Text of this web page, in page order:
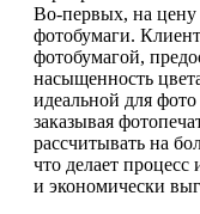
Во-первых, на цену
фотобумаги.
фотобумагой,
насыщенность
идеальной для
заказывая
рассчитывать на
что делает
и экономически